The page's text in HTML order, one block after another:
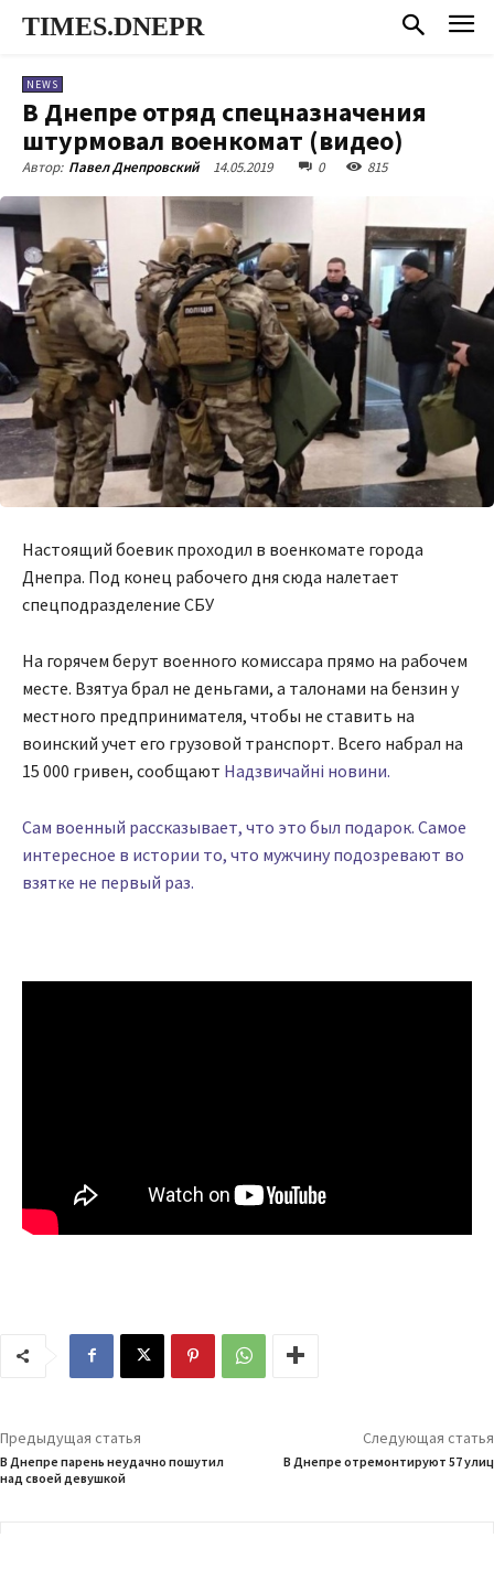
TIMES.DNEPR
NEWS
В Днепре отряд спецназначения
штурмовал военкомат (видео)
Автор: Павел Днепровский 14.05.2019 0 815
Настоящий боевик проходил в военкомате города
Днепра. Под конец рабочего дня сюда налетает
спецподразделение СБУ
На горячем берут военного комиссара прямо на рабочем
месте. Взятуа брал не деньгами, а талонами на бензин у
местного предпринимателя, чтобы не ставить на
воинский учет его грузовой транспорт. Всего набрал на
15 000 гривен, сообщают Надзвичайнi новини.
Сам военный рассказывает, что это был подарок. Самое
интересное в истории то, что мужчину подозревают во
взятке не первый раз.
Предыдущая статья
В Днепре парень неудачно пошутил
над своей девушкой
Следующая статья
В Днепре отремонтируют 57 улиц